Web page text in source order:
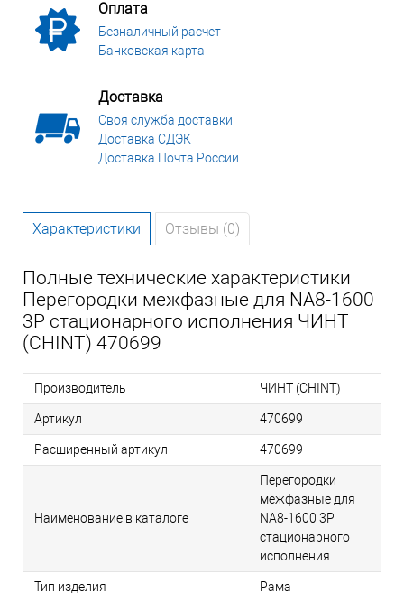
Оплата
Безналичный расчет
Банковская карта
Доставка
Своя служба доставки
Доставка СДЭК
Доставка Почта России
Характеристики Отзывы (0)
Полные технические характеристики
Перегородки межфазные для NA8-1600
3P стационарного исполнения ЧИНТ
(CHINT) 470699
Производитель ЧИНТ (CHINT)
Артикул 470699
Расширенный артикул 470699
Наименование в каталоге
Перегородки
межфазные для
NA8-1600 3P
стационарного
исполнения
Тип изделия Рама